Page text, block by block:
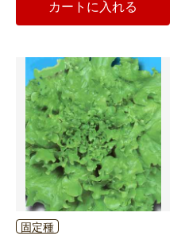
カートに入れる
固定種